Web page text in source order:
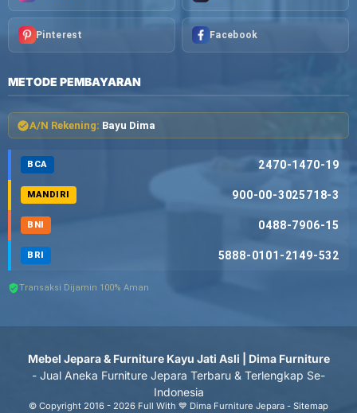
Pinterest Facebook
METODE PEMBAYARAN
A/N Rekening: Bayu Dima
BCA 2470-1470-19
MANDIRI 900-00-3025718-3
BNI 0488-7906-15
BRI 5888-0101-2149-532
Transaksi Dijamin 100% Aman
Mebel Jepara & Furniture Kayu Jati Asli | Dima Furniture
- Jual Aneka Furniture Jepara Terbaru & Terlengkap Se-
Indonesia
© Copyright 2016 - 2026 Full With 💙 Dima Furniture Jepara - Sitemap